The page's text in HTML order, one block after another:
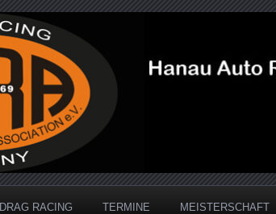
Racing Association
DRAG RACING TERMINE MEISTERSCHAFT